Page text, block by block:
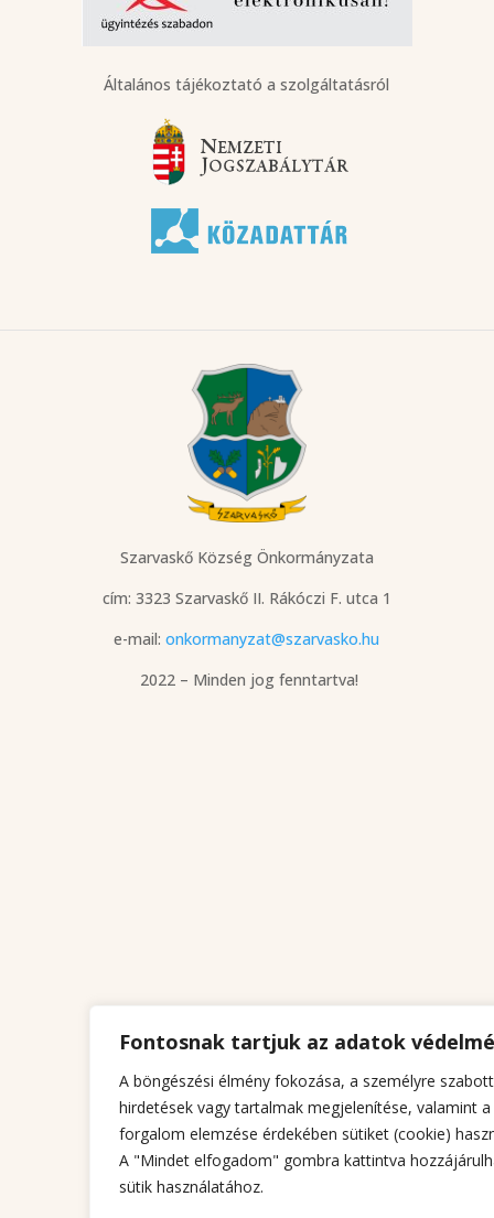
Fontosnak tartjuk az adatok
A böngészési élmény fokozása, a személyre szabott
hirdetések vagy tartalmak megjelenítése, valamint a
forgalom elemzése érdekében sütiket (cookie)
A "Mindet elfogadom" gombra kattintva
sütik használatához.
Általános tájékoztató a szolgáltatásról
Szarvaskő Község Önkormányzata
cím: 3323 Szarvaskő II. Rákóczi F. utca 1
e-mail:onkormanyzat@szarvasko.hu
2022 – Minden jog fenntartva!